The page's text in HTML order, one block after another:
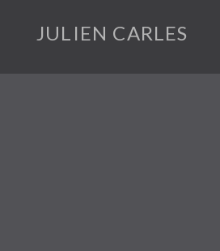
JULIEN CARLES